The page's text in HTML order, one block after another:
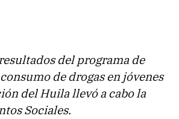
del programa de
de drogas en jóvenes
del Huila llevó a cabo la
Sociales.